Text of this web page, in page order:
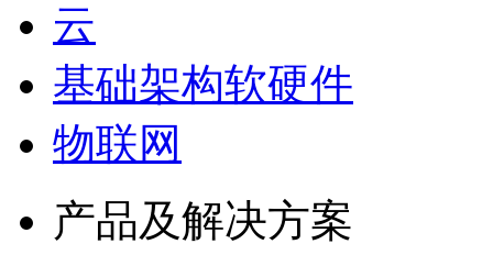
云
基础架构软硬件
物联网
产品及解决方案